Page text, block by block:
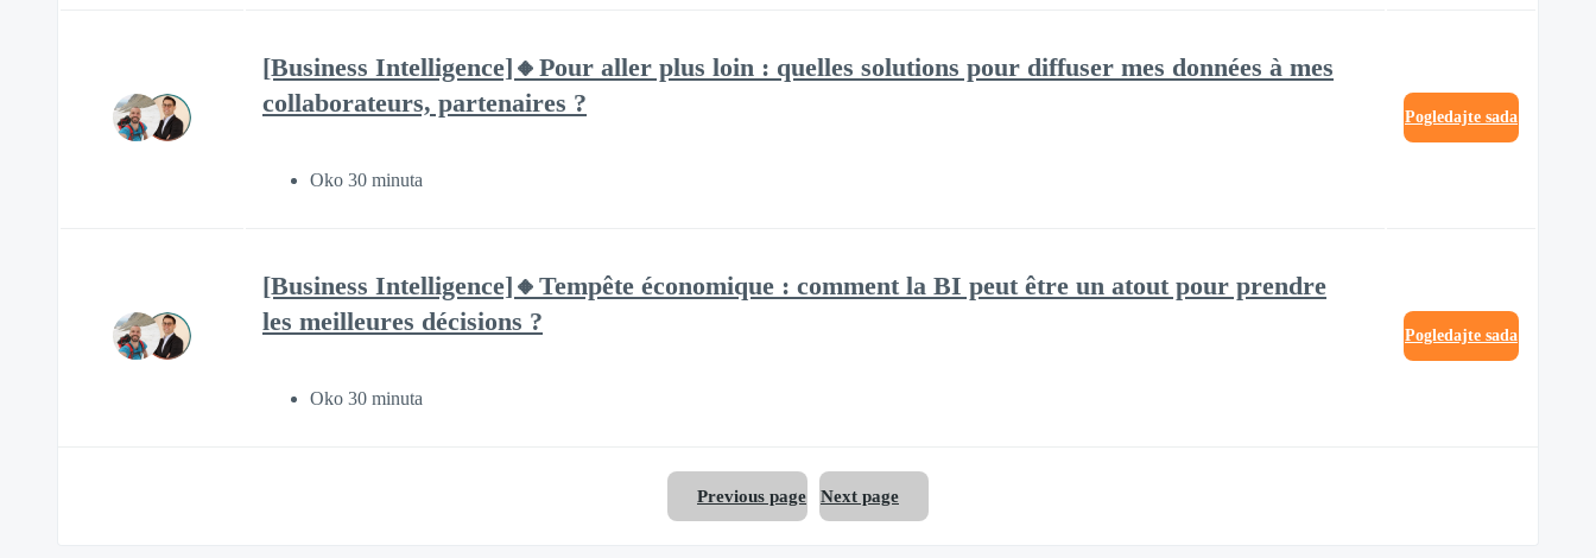
[Business Intelligence]🔸Pour aller plus loin : quelles solutions pour diffuser mes données à mes
collaborateurs, partenaires ?
Oko 30 minuta
Pogledajte sada
[Business Intelligence]🔸Tempête économique : comment la BI peut être un atout pour prendre
les meilleures décisions ?
Oko 30 minuta
Pogledajte sada
Previous page Next page